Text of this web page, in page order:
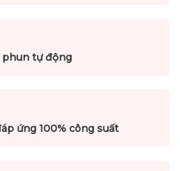
phun tự động
ứng 100% công suất